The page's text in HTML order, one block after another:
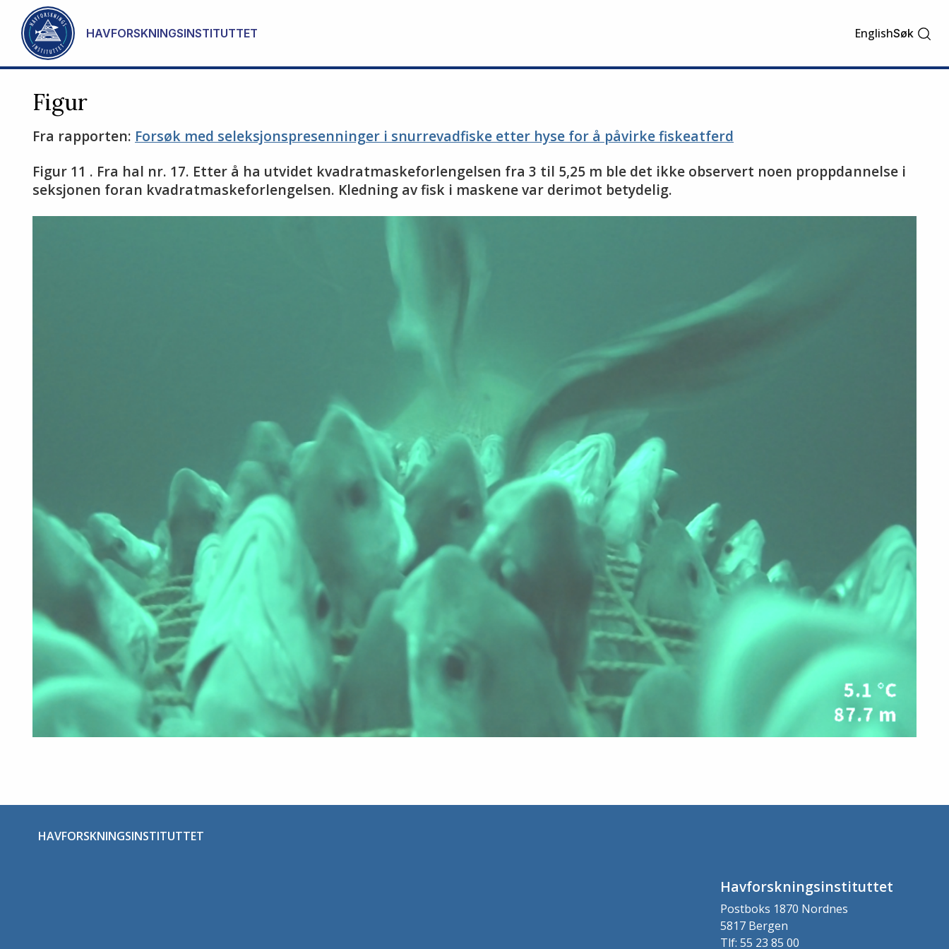
Gå til hovedinnhold
HAVFORSKNINGSINSTITUTTET EnglishSøk
Figur
Fra rapporten: Forsøk med seleksjonspresenninger i snurrevadfiske etter hyse for å påvirke fiskeatferd
Figur 11 . Fra hal nr. 17. Etter å ha utvidet kvadratmaskeforlengelsen fra 3 til 5,25 m ble det ikke observert noen proppdannelse i
seksjonen foran kvadratmaskeforlengelsen. Kledning av fisk i maskene var derimot betydelig.
HAVFORSKNINGSINSTITUTTET
Havforskningsinstituttet
Postboks 1870 Nordnes
5817 Bergen
Tlf: 55 23 85 00